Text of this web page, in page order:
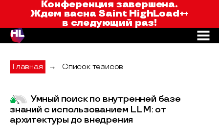
Saint HighLoad++Конференция завершена.
Ждем васна Saint HighLoad++
в следующий раз!
Главная → Список тезисов
Умный поиск по внутренней базе
знаний с использованием LLM: от
архитектуры до внедрения